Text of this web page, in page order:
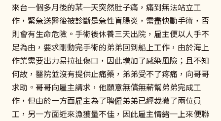
來台一個多月後的某一天突然肚子痛，痛到無法站立工
作，緊急送醫後被診斷是急性盲腸炎，需盡快動手術，否
則會有生命危險。手術後休養三天出院，雇主便以人手不
足為由，要求剛動完手術的弟弟回到船上工作，由於海上
作業需要出力易拉扯傷口，因此增加了感染風險；且不知
何故，醫院並沒有提供止痛藥，弟弟受不了疼痛，向哥哥
求助。哥哥向雇主請求，他願意無償無薪幫弟弟完成工
作，但由於一方面雇主為了聘僱弟弟已經裁撤了兩位員
工，另一方面近來漁獲量不佳，因此雇主情緒一上來便聯